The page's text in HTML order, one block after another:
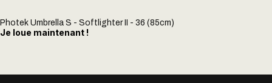
Photek Umbrella S - Softlighter II - 36 (85cm)
Je loue maintenant !